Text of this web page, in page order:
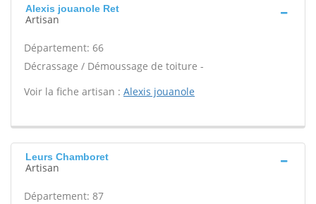
Alexis jouanole Ret
Artisan
Département: 66
Décrassage / Démoussage de toiture -
Voir la fiche artisan : Alexis jouanole
Leurs Chamboret
Artisan
Département: 87